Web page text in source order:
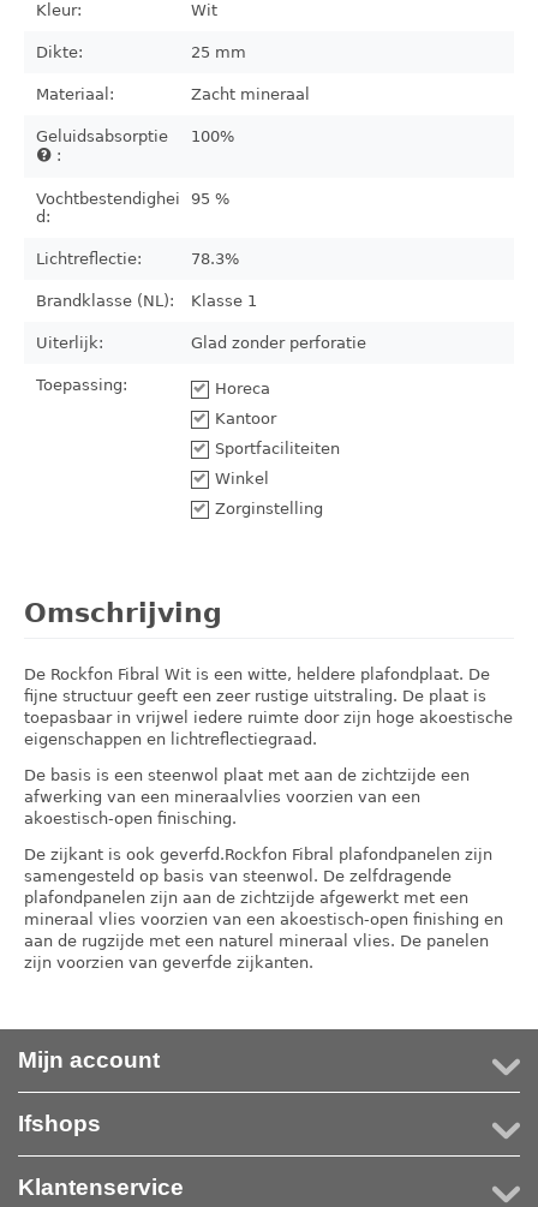
Kleur: Wit
Dikte: 25 mm
Materiaal: Zacht mineraal
Geluidsabsorptie
:
100%
Vochtbestendighei
d:
95 %
Lichtreflectie: 78.3%
Brandklasse (NL): Klasse 1
Uiterlijk: Glad zonder perforatie
Toepassing:
Horeca
Kantoor
Sportfaciliteiten
Winkel
Zorginstelling
Omschrijving
De Rockfon Fibral Wit is een witte, heldere plafondplaat. De
fijne structuur geeft een zeer rustige uitstraling. De plaat is
toepasbaar in vrijwel iedere ruimte door zijn hoge akoestische
eigenschappen en lichtreflectiegraad.
De basis is een steenwol plaat met aan de zichtzijde een
afwerking van een mineraalvlies voorzien van een
akoestisch-open finisching.
De zijkant is ook geverfd.Rockfon Fibral plafondpanelen zijn
samengesteld op basis van steenwol. De zelfdragende
plafondpanelen zijn aan de zichtzijde afgewerkt met een
mineraal vlies voorzien van een akoestisch-open finishing en
aan de rugzijde met een naturel mineraal vlies. De panelen
zijn voorzien van geverfde zijkanten.
Mijn account
Ifshops
Klantenservice